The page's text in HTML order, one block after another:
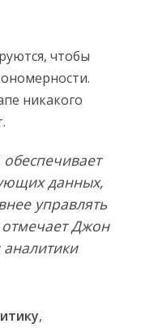
чтобы
никакого
данных,
управлять
Джон
,